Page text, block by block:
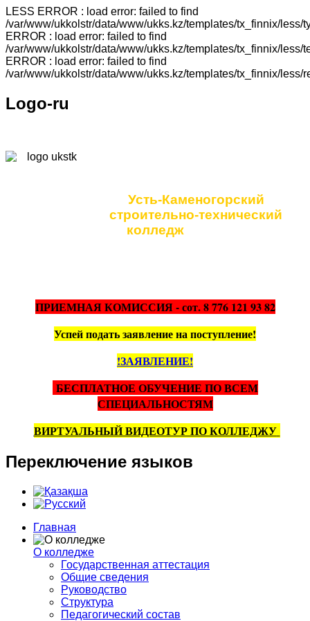
LESS ERROR : load error: failed to find
/var/www/ukkolstr/data/www/ukks.kz/templates/tx_finnix/less/
ERROR : load error: failed to find
/var/www/ukkolstr/data/www/ukks.kz/templates/tx_finnix/less/
ERROR : load error: failed to find
/var/www/ukkolstr/data/www/ukks.kz/templates/tx_finnix/less/
Logo-ru
Усть-Каменогорский
строительно-технический
колледж
ПРИЕМНАЯ КОМИССИЯ - сот. 8 776 121 93 82
Успей подать заявление на поступление!
!ЗАЯВЛЕНИЕ!
БЕСПЛАТНОЕ ОБУЧЕНИЕ ПО ВСЕМ
СПЕЦИАЛЬНОСТЯМ
ВИРТУАЛЬНЫЙ ВИДЕОТУР ПО КОЛЛЕДЖУ
Переключение языков
Главная
О колледже
Государственная аттестация
Общие сведения
Руководство
Структура
Педагогический состав